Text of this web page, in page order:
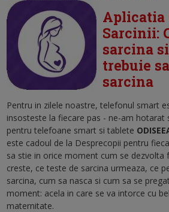
Aplicatia
Sarcinii:
sarcina
trebuie
sarcina
Pentru in zilele noastre, telefonul smart
insosteste la fiecare pas - ne-am hotarat
pentru telefoane smart si tablete
este cadoul de la Desprecopii pentru
sa stie in orice moment cum se dezvolta
creste, ce teste de sarcina urmeaza, ce
sarcina, cum sa nasca si cum sa se
moment: acela in care se va intorce cu
maternitate.